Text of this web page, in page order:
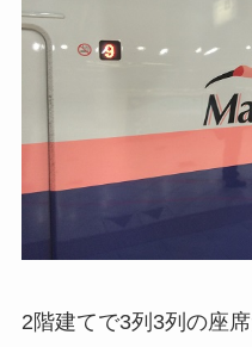
2階建てで3列3列の座